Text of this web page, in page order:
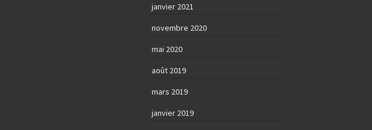
janvier 2021
novembre 2020
mai 2020
août 2019
mars 2019
janvier 2019